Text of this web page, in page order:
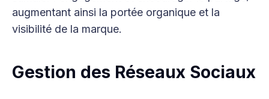
augmentant ainsi la portée organique et la
visibilité de la marque.
Gestion des Réseaux Sociaux